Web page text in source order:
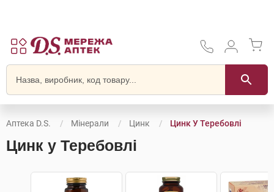
Аптека D.S. Мінерали Цинк Цинк У Теребовлі
Цинк у Теребовлі